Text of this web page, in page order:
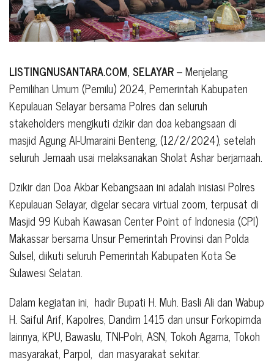
LISTINGNUSANTARA.COM, SELAYAR– Menjelang
Pemilihan Umum (Pemilu) 2024, Pemerintah Kabupaten
Kepulauan Selayar bersama Polres dan seluruh
stakeholders mengikuti dzikir dan doa kebangsaan di
masjid Agung Al-Umaraini Benteng, (12/2/2024), setelah
seluruh Jemaah usai melaksanakan Sholat Ashar berjamaah.
Dzikir dan Doa Akbar Kebangsaan ini adalah inisiasi Polres
Kepulauan Selayar, digelar secara virtual zoom, terpusat di
Masjid 99 Kubah Kawasan Center Point of Indonesia (CPI)
Makassar bersama Unsur Pemerintah Provinsi dan Polda
Sulsel, diikuti seluruh Pemerintah Kabupaten Kota Se
Sulawesi Selatan.
Dalam kegiatan ini, hadir Bupati H. Muh. Basli Ali dan Wabup
H. Saiful Arif, Kapolres, Dandim 1415 dan unsur Forkopimda
lainnya, KPU, Bawaslu, TNI-Polri, ASN, Tokoh Agama, Tokoh
masyarakat, Parpol, dan masyarakat sekitar.